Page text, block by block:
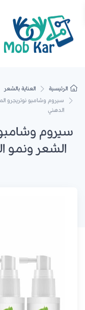
الرئيسية
العناية بالشعر
سيروم وشامبو نوتريجرو
الدهني
سيروم
الشعر ونمو